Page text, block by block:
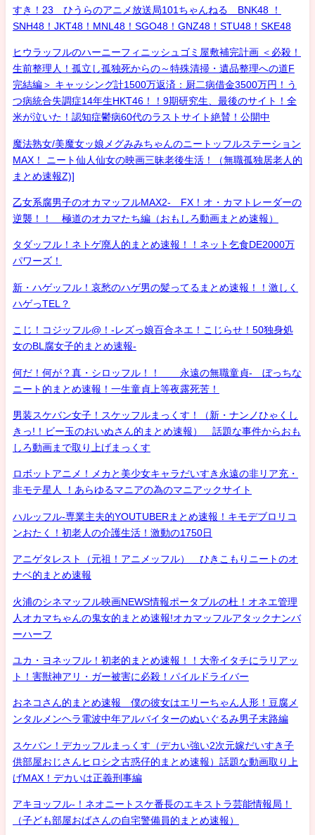
すき！23 ひうらのアニメ放送局101ちゃんねる BNK48 ！
SNH48！JKT48！MNL48！SGO48！GNZ48！STU48！SKE48
ヒウラッフルのハーニーフィニッシュゴミ屋敷補完計画 ＜必殺！
生前整理人！孤立し孤独死からの～特殊清掃・遺品整理への道F
完結編＞ キャッシング計1500万返済：厨二病借金3500万円！う
つ病統合失調症14年生HKT46！！9期研究生、最後のサイト！全
米が泣いた！認知症鬱病60代のラストサイト絶賛！公開中
魔法熟女/美魔女ッ娘メグみみちゃんのニートッフルステーション
MAX！ ニート仙人仙女の映画三昧老後生活！（無職孤独居老人的
まとめ速報Z)]
乙女系腐男子のオカマッフルMAX2- FX！オ・カマトレーダーの
逆襲！！ 極道のオカマたち編（おもしろ動画まとめ速報）
タダッフル！ネトゲ廃人的まとめ速報！！ネット乞食DE2000万
パワーズ！
新・ハゲッフル！哀愁のハゲ男の髪ってるまとめ速報！！激しく
ハゲっTEL？
こじ！コジッフル@！-レズっ娘百合ネエ！こじらせ！50独身処
女のBL腐女子的まとめ速報-
何だ！何が？真・シロッフル！！ 永遠の無職童貞- ぼっちな
ニート的まとめ速報！一生童貞上等夜露死苦！
男装スケバン女子！スケッフルまっくす！（新・ナンノひゃくし
きっ!！ビー玉のおいぬさん的まとめ速報） 話題な事件からおも
しろ動画まで取り上げまっくす
ロボットアニメ！メカと美少女キャラだいすき永遠の非リア充・
非モテ星人 ！あらゆるマニアの為のマニアックサイト
ハルッフル-専業主夫的YOUTUBERまとめ速報！キモデブロリコ
ンおたく！初老人の介護生活！激動の1750日
アニゲタレスト（元祖！アニメッフル） ひきこもりニートのオ
ナベ的まとめ速報
火浦のシネマッフル映画NEWS情報ポータブルの杜！オネエ管理
人オカマちゃんの鬼女的まとめ速報!オカマッフルアタックナンバ
ーハーフ
ユカ・ヨネッフル！初老的まとめ速報！！大帝イタチにラリアッ
ト！害獣神アリ・ガー被害に必殺！パイルドライバー
おネコさん的まとめ速報 僕の彼女はエリーちゃん人形！豆腐メ
ンタルメンヘラ電波中年アルバイターのぬいぐるみ男子末路編
スケバン！デカッフルまっくす（デカい強い2次元嫁だいすき子
供部屋おじさんヒロシ之古惑仔的まとめ速報）話題な動画取り上
げMAX！デカいは正義刑事編
アキヨッフル-！ネオニートスケ番長のエキストラ芸能情報局！
（子ども部屋おばさんの自宅警備員的まとめ速報）